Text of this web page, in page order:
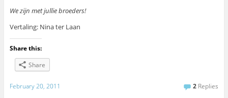
We zijn met jullie broeders!
Vertaling: Nina ter Laan
Share this:
Share
February 20, 2011 2 Replies